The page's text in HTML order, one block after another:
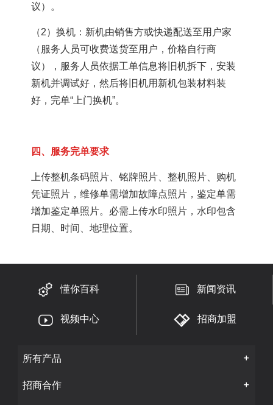
议）。
（2）换机：新机由销售方或快递配送至用户家
（服务人员可收费送货至用户，价格自行商
议），服务人员依据工单信息将旧机拆下，安装
新机并调试好，然后将旧机用新机包装材料装
好，完单“上门换机”。
四、服务完单要求
上传整机条码照片、铭牌照片、整机照片、购机
凭证照片，维修单需增加故障点照片，鉴定单需
增加鉴定单照片。必需上传水印照片，水印包含
日期、时间、地理位置。
懂你百科 新闻资讯
视频中心 招商加盟
所有产品
招商合作